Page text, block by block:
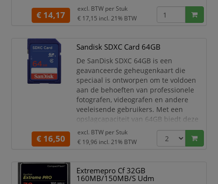
€ 14,17
excl. BTW per Stuk
€ 17,15 incl. 21% BTW
Sandisk SDXC Card 64GB
De SanDisk SDXC 64GB is een
geavanceerde geheugenkaart die
speciaal is ontworpen om te voldoen
aan de behoeften van professionele
fotografen, videografen en andere
veeleisende gebruikers. Met een
opslagcapaciteit van 64GB biedt deze
geheugenkaart voldoende ruimte om
duizenden foto's, video's en andere
bestanden op te slaan. Met een
schrijfsnelheid tot 90 MB/s zorgt de
SanDisk SDXC 64GB voor snelle
€ 16,50
excl. BTW per Stuk
€ 19,96 incl. 21% BTW
Extremepro Cf 32GB
160MB/150MB/S Udm